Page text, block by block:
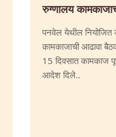
रुग्णालय
पनवेल येथील नियोजित
कामकाजाची आढावा
15 दिवसात कामकाज
आदेश दिले..